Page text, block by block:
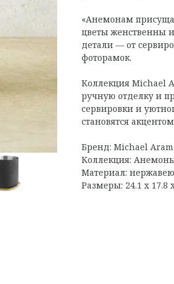
«Анемонам присуща
цветы женственны
детали — от
фоторамок.
Коллекция Michael
ручную отделку и
сервировки и
становятся
Бренд: Michael Aram
Коллекция:
Материал:
Размеры: 24.1 x 17.8